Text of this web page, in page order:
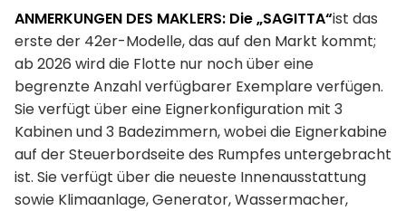
ANMERKUNGEN DES MAKLERS: Die „SAGITTA“ist das
erste der 42er-Modelle, das auf den Markt kommt;
ab 2026 wird die Flotte nur noch über eine
begrenzte Anzahl verfügbarer Exemplare verfügen.
Sie verfügt über eine Eignerkonfiguration mit 3
Kabinen und 3 Badezimmern, wobei die Eignerkabine
auf der Steuerbordseite des Rumpfes untergebracht
ist. Sie verfügt über die neueste Innenausstattung
sowie Klimaanlage, Generator, Wassermacher,